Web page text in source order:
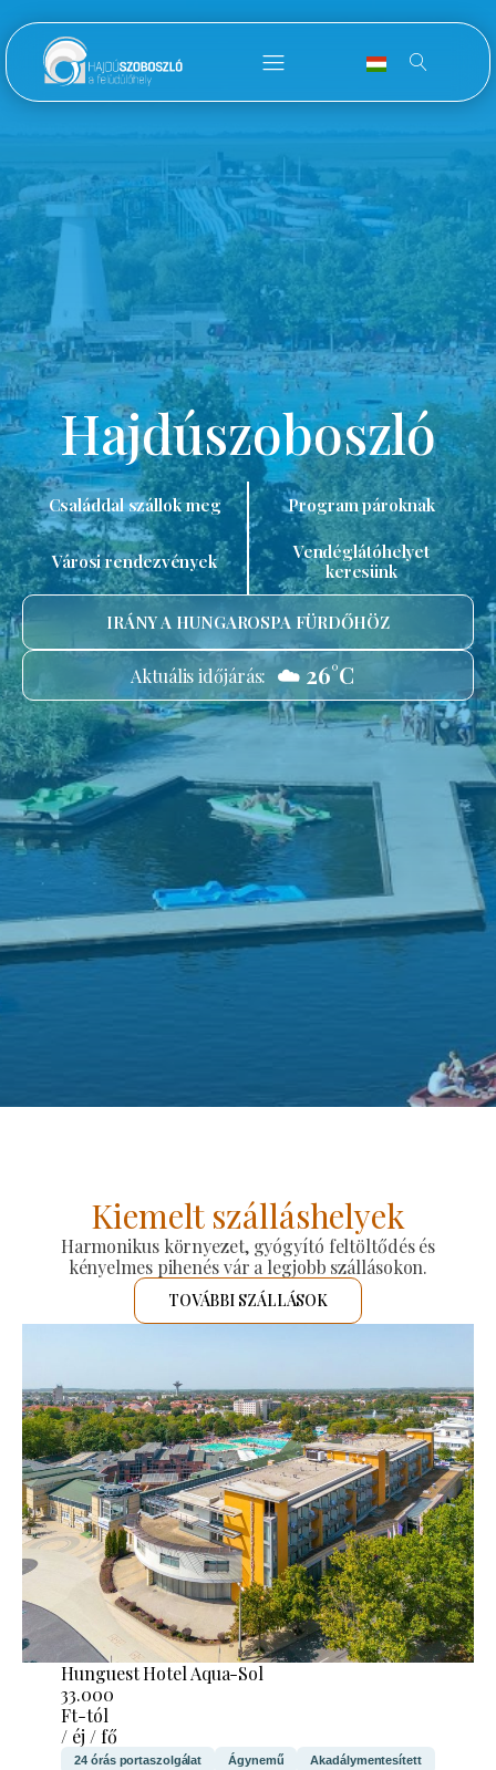
Hajdúszoboszló
Családdal szállok meg Program pároknak
Városi rendezvények
Vendéglátóhelyet
keresünk
IRÁNY A HUNGAROSPA FÜRDŐHÖZ
Aktuális időjárás: ☁️ 26°C
Kiemelt szálláshelyek
Harmonikus környezet, gyógyító feltöltődés és
kényelmes pihenés vár a legjobb szállásokon.
TOVÁBBI SZÁLLÁSOK
Hunguest Hotel Aqua-Sol
33.000
Ft-tól
/ éj / fő
24 órás portaszolgálat Ágynemű Akadálymentesített